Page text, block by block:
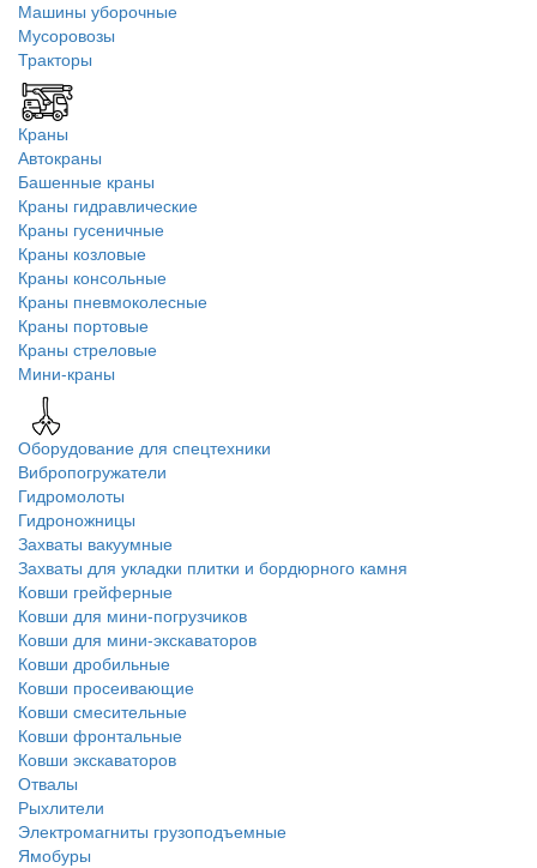
Машины уборочные
Мусоровозы
Тракторы
Краны
Автокраны
Башенные краны
Краны гидравлические
Краны гусеничные
Краны козловые
Краны консольные
Краны пневмоколесные
Краны портовые
Краны стреловые
Мини-краны
Оборудование для спецтехники
Вибропогружатели
Гидромолоты
Гидроножницы
Захваты вакуумные
Захваты для укладки плитки и бордюрного камня
Ковши грейферные
Ковши для мини-погрузчиков
Ковши для мини-экскаваторов
Ковши дробильные
Ковши просеивающие
Ковши смесительные
Ковши фронтальные
Ковши экскаваторов
Отвалы
Рыхлители
Электромагниты грузоподъемные
Ямобуры